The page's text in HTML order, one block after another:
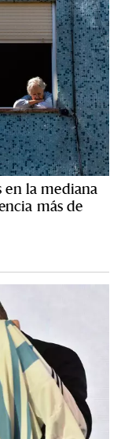
la mediana
más de